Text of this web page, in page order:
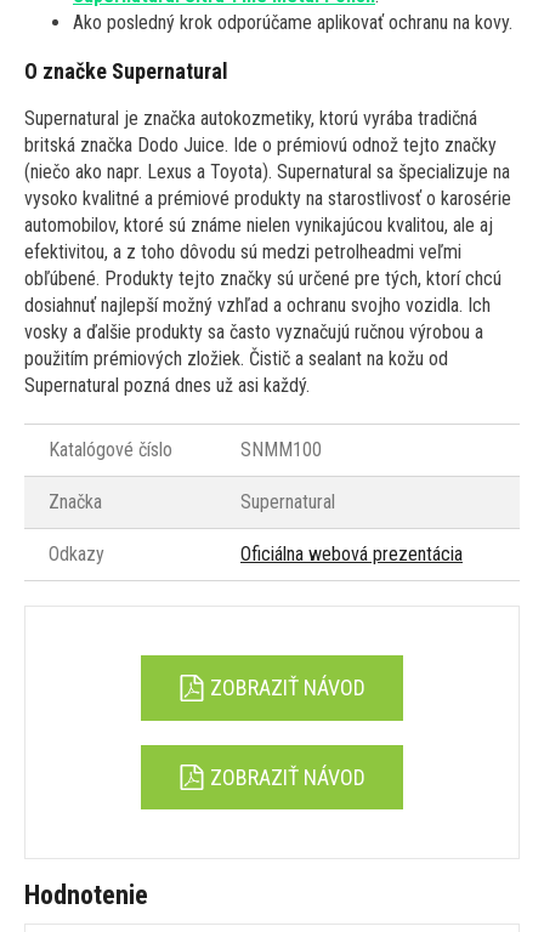
Ako posledný krok odporúčame aplikovať ochranu na kovy.
O značke Supernatural
Supernatural je značka autokozmetiky, ktorú vyrába tradičná
britská značka Dodo Juice. Ide o prémiovú odnož tejto značky
(niečo ako napr. Lexus a Toyota). Supernatural sa špecializuje na
vysoko kvalitné a prémiové produkty na starostlivosť o karosérie
automobilov, ktoré sú známe nielen vynikajúcou kvalitou, ale aj
efektivitou, a z toho dôvodu sú medzi petrolheadmi veľmi
obľúbené. Produkty tejto značky sú určené pre tých, ktorí chcú
dosiahnuť najlepší možný vzhľad a ochranu svojho vozidla. Ich
vosky a ďalšie produkty sa často vyznačujú ručnou výrobou a
použitím prémiových zložiek. Čistič a sealant na kožu od
Supernatural pozná dnes už asi každý.
Katalógové číslo SNMM100
Značka Supernatural
Odkazy Oficiálna webová prezentácia
ZOBRAZIŤ NÁVOD
ZOBRAZIŤ NÁVOD
Hodnotenie